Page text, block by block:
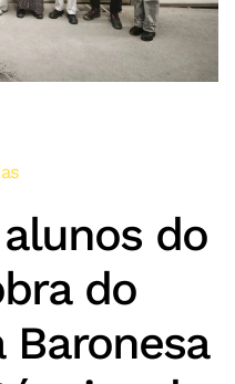
do
do
Baronesa